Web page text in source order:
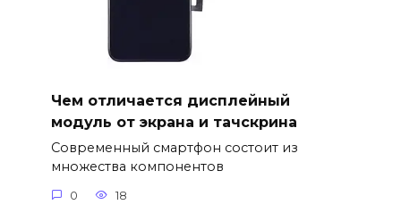
Чем отличается дисплейный
модуль от экрана и тачскрина
Современный смартфон состоит из
множества компонентов
0 18